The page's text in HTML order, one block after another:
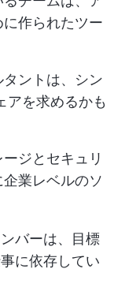
作られたツー
ントは、シン
アを求めるかも
ジとセキュリ
業レベルのソ
バーは、目標
に依存してい